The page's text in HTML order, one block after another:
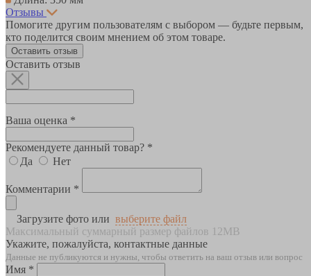
Отзывы
Помогите другим пользователям с выбором — будьте первым,
кто поделится своим мнением об этом товаре.
Оставить отзыв
Оставить отзыв
Ваша оценка *
Рекомендуете данный товар? *
Да
Нет
Комментарии *
Загрузите фото или выберите файл
Максимальный суммарный размер файлов 12MB
Укажите, пожалуйста, контактные данные
Данные не публикуются и нужны, чтобы ответить на ваш отзыв или вопрос
Имя *